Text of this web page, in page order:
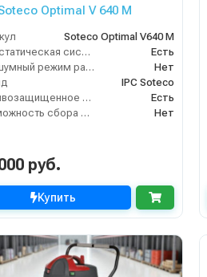
Optimal V 640 M
Soteco Optimal V640 M
Антистатическая система
Есть
Бесшумный режим работы
Нет
IPC Soteco
Взрывозащищенное исполнение
Есть
Возможность сбора жидкой грязи
Нет
руб.
Купить